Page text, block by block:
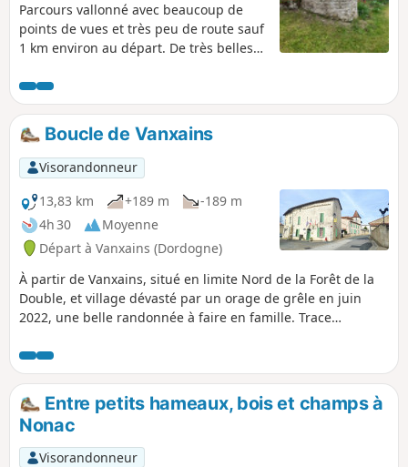
Parcours vallonné avec beaucoup de
points de vues et très peu de route sauf
1 km environ au départ. De très belles
puits remarquables et beaucoup de
bovins, des prairies et des bois.
Boucle de Vanxains
Visorandonneur
13,83 km
+189 m
-189 m
4h 30
Moyenne
Départ à Vanxains (Dordogne)
À partir de Vanxains, situé en limite Nord de la Forêt de la
Double, et village dévasté par un orage de grêle en juin
2022, une belle randonnée à faire en famille. Trace
circuit permet de découvrir des hameaux, des lavoirs, des
fermes, des étangs. On chemine dans un secteur très
calme, sur de petites routes, des pistes forestières et de
jolis chemins du Périgord.
Entre petits hameaux, bois et champs à
Nonac
Visorandonneur